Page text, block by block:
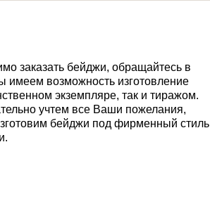
заказать бейджи, обращайтесь в
возможность изготовление
экземпляре, так и тиражом.
учтем все Ваши пожелания,
бейджи под фирменный стиль